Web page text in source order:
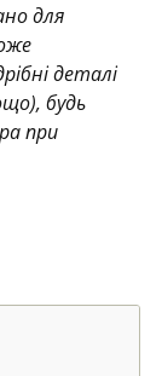
для
деталі
будь
при